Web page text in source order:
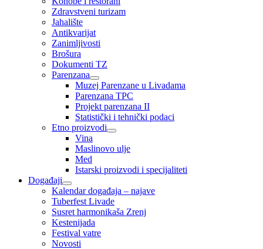
Zdravstveni turizam
Jahalište
Antikvarijat
Zanimljivosti
Brošura
Dokumenti TZ
Parenzana
Muzej Parenzane u Livadama
Parenzana TPC
Projekt parenzana II
Statistički i tehnički podaci
Etno proizvodi
Vina
Maslinovo ulje
Med
Istarski proizvodi i specijaliteti
Događaji
Kalendar događaja – najave
Tuberfest Livade
Susret harmonikaša Zrenj
Kestenijada
Festival vatre
Novosti